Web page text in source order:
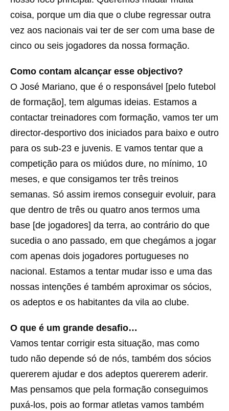
coisa, porque um dia que o clube regressar outra
vez aos nacionais vai ter de ser com uma base de
cinco ou seis jogadores da nossa formação.
Como contam alcançar esse objectivo?
O José Mariano, que é o responsável [pelo futebol
de formação], tem algumas ideias. Estamos a
contactar treinadores com formação, vamos ter um
director-desportivo dos iniciados para baixo e outro
para os sub-23 e juvenis. E vamos tentar que a
competição para os miúdos dure, no mínimo, 10
meses, e que consigamos ter três treinos
semanas. Só assim iremos conseguir evoluir, para
que dentro de três ou quatro anos termos uma
base [de jogadores] da terra, ao contrário do que
sucedia o ano passado, em que chegámos a jogar
com apenas dois jogadores portugueses no
nacional. Estamos a tentar mudar isso e uma das
nossas intenções é também aproximar os sócios,
os adeptos e os habitantes da vila ao clube.
O que é um grande desafio…
Vamos tentar corrigir esta situação, mas como
tudo não depende só de nós, também dos sócios
quererem ajudar e dos adeptos quererem aderir.
Mas pensamos que pela formação conseguimos
puxá-los, pois ao formar atletas vamos também